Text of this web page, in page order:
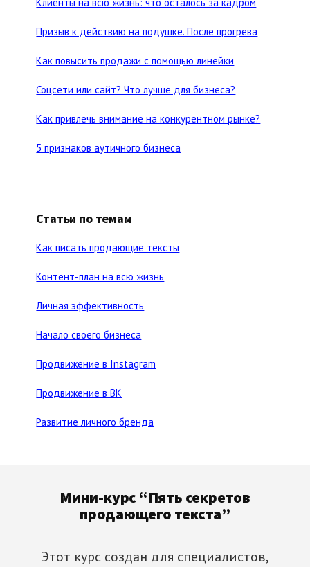
Призыв к действию на подушке. После прогрева
Как повысить продажи с помощью линейки
Соцсети или сайт? Что лучше для бизнеса?
Как привлечь внимание на конкурентном рынке?
5 признаков аутичного бизнеса
Статьи по темам
Как писать продающие тексты
Контент-план на всю жизнь
Личная эффективность
Начало своего бизнеса
Продвижение в Instagram
Продвижение в ВК
Развитие личного бренда
Мини-курс “Пять секретов
продающего текста”
Этот курс создан для специалистов,